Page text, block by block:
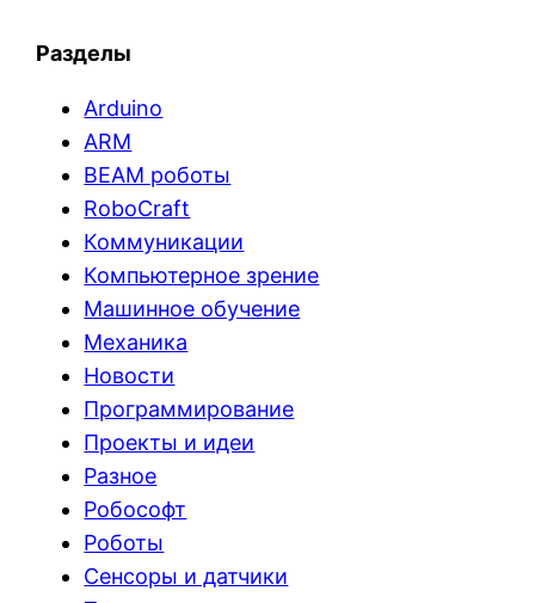
Разделы
Arduino
ARM
BEAM роботы
RoboCraft
Коммуникации
Компьютерное зрение
Машинное обучение
Механика
Новости
Программирование
Проекты и идеи
Разное
Робософт
Роботы
Сенсоры и датчики